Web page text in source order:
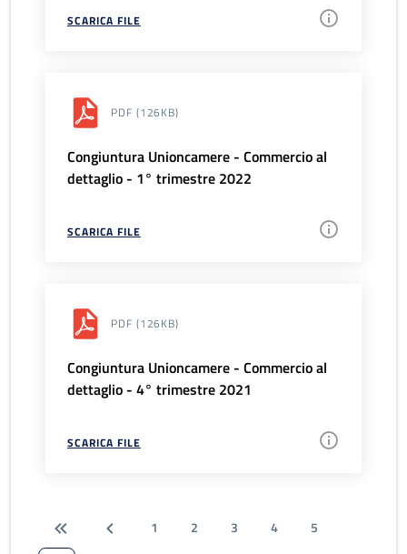
SCARICA FILE
PDF (126KB)
Congiuntura Unioncamere - Commercio al
dettaglio - 1° trimestre 2022
SCARICA FILE
PDF (126KB)
Congiuntura Unioncamere - Commercio al
dettaglio - 4° trimestre 2021
SCARICA FILE
1 2 3 4
5